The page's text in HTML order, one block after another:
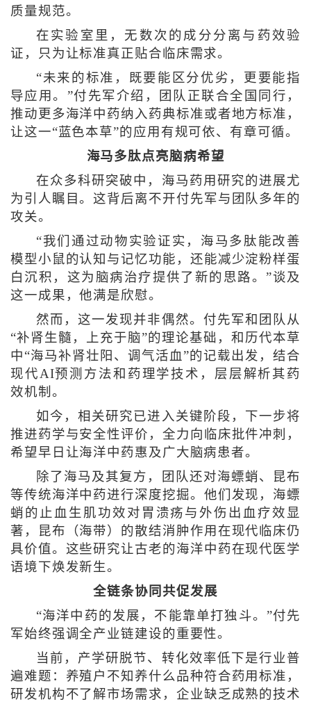
质量规范。
在实验室里，无数次的成分分离与药效验
证，只为让标准真正贴合临床需求。
“未来的标准，既要能区分优劣，更要能指
导应用。”付先军介绍，团队正联合全国同行，
推动更多海洋中药纳入药典标准或者地方标准，
让这一“蓝色本草”的应用有规可依、有章可循。
海马多肽点亮脑病希望
在众多科研突破中，海马药用研究的进展尤
为引人瞩目。这背后离不开付先军与团队多年的
攻关。
“我们通过动物实验证实，海马多肽能改善
模型小鼠的认知与记忆功能，还能减少淀粉样蛋
白沉积，这为脑病治疗提供了新的思路。”谈及
这一成果，他满是欣慰。
然而，这一发现并非偶然。付先军和团队从
“补肾生髓，上充于脑”的理论基础，和历代本草
中“海马补肾壮阳、调气活血”的记载出发，结合
现代AI预测方法和药理学技术，层层解析其药
效机制。
如今，相关研究已进入关键阶段，下一步将
推进药学与安全性评价，全力向临床批件冲刺，
希望早日让海洋中药惠及广大脑病患者。
除了海马及其复方，团队还对海螵蛸、昆布
等传统海洋中药进行深度挖掘。他们发现，海螵
蛸的止血生肌功效对胃溃疡与外伤出血疗效显
著，昆布（海带）的散结消肿作用在现代临床仍
具价值。这些研究让古老的海洋中药在现代医学
语境下焕发新生。
全链条协同共促发展
“海洋中药的发展，不能靠单打独斗。”付先
军始终强调全产业链建设的重要性。
当前，产学研脱节、转化效率低下是行业普
遍难题：养殖户不知养什么品种符合药用标准，
研发机构不了解市场需求，企业缺乏成熟的技术